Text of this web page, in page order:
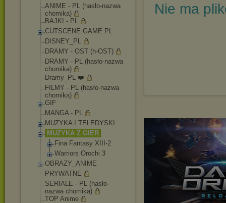
ANIME - PL (hasło-nazwa
chomika)
BAJKI - PL
CUTSCENE GAME PL
DISNEY_PL
DRAMY - OST (h-OST)
DRAMY - PL (hasło-nazwa
chomika)
Dramy_PL ❤️
FILMY - PL (hasło-nazwa
chomika)
GIF
MANGA - PL
MUZYKA I TELEDYSKI
MUZYKA Z GIER
Fina Fantasy XIII-2
Warriors Orochi 3
OBRAZY_ANIME
PRYWATNE
SERIALE - PL (hasło-
nazwa chomika)
TOP Anime
Nie ma